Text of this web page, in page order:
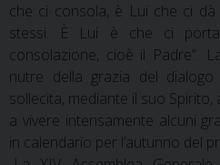
che ci consola, è Lui che ci
stessi. È Lui è che ci
consolazione, cioè il Padre”.
nutre della grazia del
sollecita, mediante il suo
a vivere intensamente alcuni
in calendario per l’autunno del